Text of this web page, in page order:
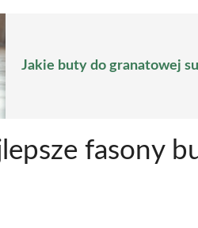
Jakie buty do granatowej
fasony